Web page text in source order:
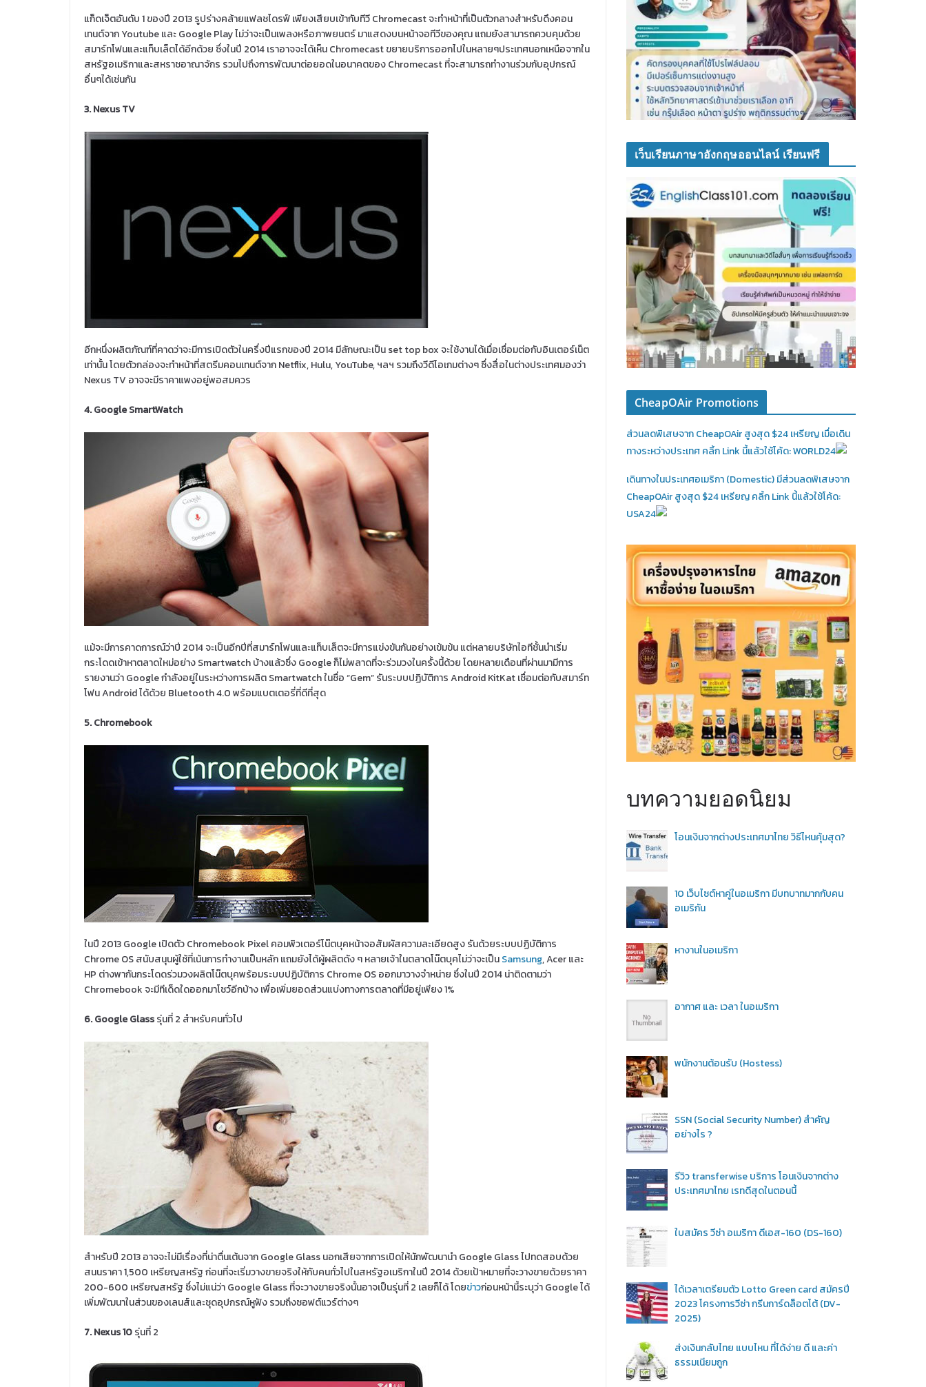
แก็ดเจ็ตอันดับ 1 ของปี 2013 รูปร่างคล้ายแฟลชไดรฟ์ เพียงเสียบเข้ากับทีวี Chromecast จะทำหน้าที่เป็นตัวกลางสำหรับดึงคอน
เทนต์จาก Youtube และ Google Play ไม่ว่าจะเป็นเพลงหรือภาพยนตร์ มาแสดงบนหน้าจอทีวีของคุณ แถมยังสามารถควบคุมด้วย
สมาร์ทโฟนและแท็บเล็ตได้อีกด้วย ซึ่งในปี 2014 เราอาจจะได้เห็น Chromecast ขยายบริการออกไปในหลายๆประเทศนอกเหนือจากใน
สหรัฐอเมริกาและสหราชอาณาจักร รวมไปถึงการพัฒนาต่อยอดในอนาคตของ Chromecast ที่จะสามารถทำงานร่วมกับอุปกรณ์
อื่นๆได้เช่นกัน
3. Nexus TV
อีกหนึ่งผลิตภัณฑ์ที่คาดว่าจะมีการเปิดตัวในครึ่งปีแรกของปี 2014 มีลักษณะเป็น set top box จะใช้งานได้เมื่อเชื่อมต่อกับอินเตอร์เน็ต
เท่านั้น โดยตัวกล่องจะทำหน้าที่สตรีมคอนเทนต์จาก Netflix, Hulu, YouTube, ฯลฯ รวมถึงวีดีโอเกมต่างๆ ซึ่งสื่อในต่างประเทศมองว่า
Nexus TV อาจจะมีราคาแพงอยู่พอสมควร
4. Google SmartWatch
แม้จะมีการคาดการณ์ว่าปี 2014 จะเป็นอีกปีที่สมาร์ทโฟนและแท็บเล็ตจะมีการแข่งขันกันอย่างเข้มข้น แต่หลายบริษัทไอทีชั้นนำเริ่ม
กระโดดเข้าหาตลาดใหม่อย่าง Smartwatch บ้างแล้วซึ่ง Google ก็ไม่พลาดที่จะร่วมวงในครั้งนี้ด้วย โดยหลายเดือนที่ผ่านมามีการ
รายงานว่า Google กำลังอยู่ในระหว่างการผลิต Smartwatch ในชื่อ “Gem” รันระบบปฏิบัติการ Android KitKat เชื่อมต่อกับสมาร์ท
โฟน Android ได้ด้วย Bluetooth 4.0 พร้อมแบตเตอรี่ที่ดีที่สุด
5. Chromebook
ในปี 2013 Google เปิดตัว Chromebook Pixel คอมพิวเตอร์โน๊ตบุคหน้าจอสัมผัสความละเอียดสูง รันด้วยระบบปฏิบัติการ
Chrome OS สนับสนุนผู้ใช้ที่เน้นการทำงานเป็นหลัก แถมยังได้ผู้ผลิตดัง ๆ หลายเจ้าในตลาดโน๊ตบุคไม่ว่าจะเป็นSamsung, Acer และ
HP ต่างพากันกระโดดร่วมวงผลิตโน๊ตบุคพร้อมระบบปฏิบัติการ Chrome OS ออกมาวางจำหน่าย ซึ่งในปี 2014 น่าติดตามว่า
Chromebook จะมีทีเด็ดใดออกมาโชว์อีกบ้าง เพื่อเพิ่มยอดส่วนแบ่งทางการตลาดที่มีอยู่เพียง 1%
6. Google Glassรุ่นที่ 2 สำหรับคนทั่วไป
สำหรับปี 2013 อาจจะไม่มีเรื่องที่น่าตื่นเต้นจาก Google Glass นอกเสียจากการเปิดให้นักพัฒนานำ Google Glass ไปทดสอบด้วย
สนนราคา 1,500 เหรียญสหรัฐ ก่อนที่จะเริ่มวางขายจริงให้กับคนทั่วไปในสหรัฐอเมริกาในปี 2014 ด้วยเป้าหมายที่จะวางขายด้วยราคา
200-600 เหรียญสหรัฐ ซึ่งไม่แน่ว่า Google Glass ที่จะวางขายจริงนั้นอาจเป็นรุ่นที่ 2 เลยก็ได้ โดยข่าวก่อนหน้านี้ระบุว่า Google ได้
เพิ่มพัฒนาในส่วนของเลนส์และชุดอุปกรณ์หูฟัง รวมถึงซอฟต์แวร์ต่างๆ
7. Nexus 10รุ่นที่ 2
เว็บเรียนภาษาอังกฤษออนไลน์ เรียนฟรี
CheapOAir Promotions
ส่วนลดพิเสษจาก CheapOAir สูงสุด $24 เหรียญ เมื่อเดิน
ทางระหว่างประเทศ คลิ้ก Link นี้แล้วใช้โค้ด: WORLD24
เดินทางในประเทศอเมริกา (Domestic)มีส่วนลดพิเสษจาก
CheapOAir สูงสุด $24 เหรียญ คลิ้ก Link นี้แล้วใช้โค้ด:
USA24
บทความยอดนิยม
โอนเงินจากต่างประเทศมาไทย วิธีไหนคุ้มสุด?
10 เว็บไซต์หาคู่ในอเมริกา มีบทบาทมากกับคน
อเมริกัน
หางานในอเมริกา
อากาศ และ เวลา ในอเมริกา
พนักงานต้อนรับ (Hostess)
SSN (Social Security Number) สำคัญ
อย่างไร ?
รีวิว transferwise บริการ โอนเงินจากต่าง
ประเทศมาไทย เรทดีสุดในตอนนี้
ใบสมัคร วีซ่า อเมริกา ดีเอส-160 (DS-160)
ได้เวลาเตรียมตัว Lotto Green card สมัครปี
2023 โครงการวีซ่า กรีนการ์ดล็อตโต้ (DV-
2025)
ส่งเงินกลับไทย แบบไหน ที่ได้ง่าย ดี และค่า
ธรรมเนียมถูก